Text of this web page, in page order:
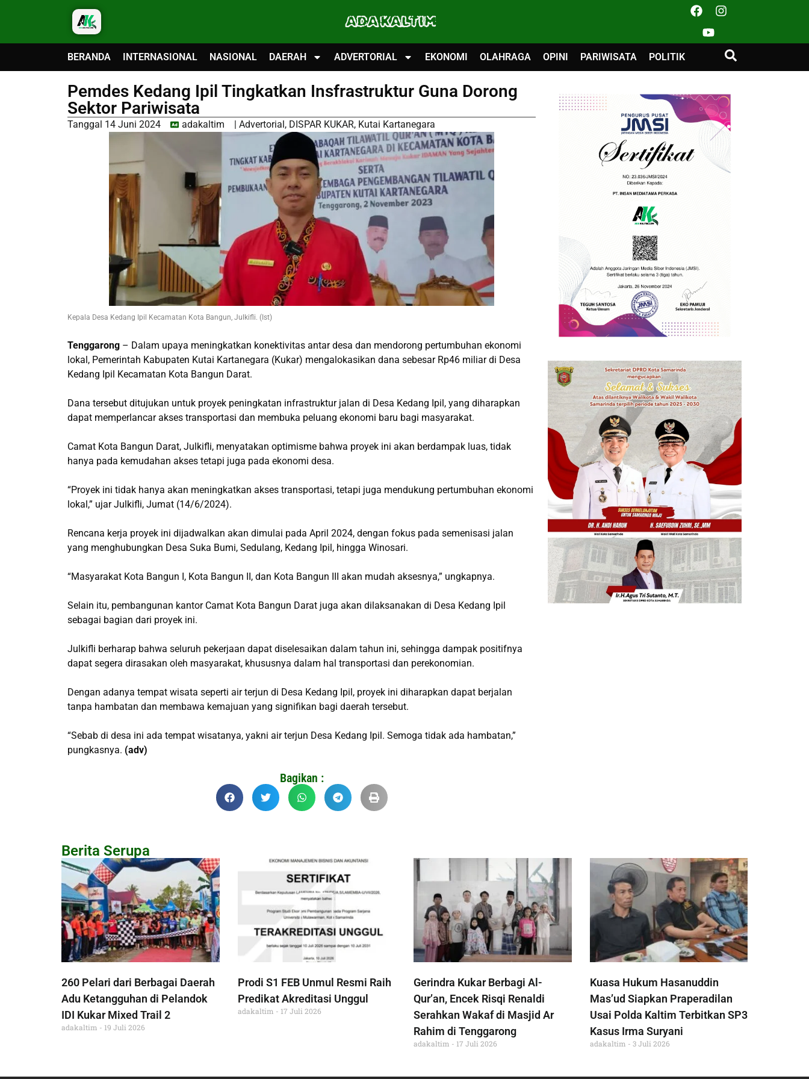
ADA KALTIM
BERANDA INTERNASIONAL NASIONAL DAERAH ADVERTORIAL EKONOMI OLAHRAGA OPINI PARIWISATA POLITIK
Pemdes Kedang Ipil Tingkatkan Insfrastruktur Guna Dorong
Sektor Pariwisata
Tanggal 14 Juni 2024 adakaltim | Advertorial, DISPAR KUKAR, Kutai Kartanegara
Kepala Desa Kedang Ipil Kecamatan Kota Bangun, Julkifli. (Ist)
Tenggarong – Dalam upaya meningkatkan konektivitas antar desa dan mendorong pertumbuhan ekonomi
lokal, Pemerintah Kabupaten Kutai Kartanegara (Kukar) mengalokasikan dana sebesar Rp46 miliar di Desa
Kedang Ipil Kecamatan Kota Bangun Darat.
Dana tersebut ditujukan untuk proyek peningkatan infrastruktur jalan di Desa Kedang Ipil, yang diharapkan
dapat memperlancar akses transportasi dan membuka peluang ekonomi baru bagi masyarakat.
Camat Kota Bangun Darat, Julkifli, menyatakan optimisme bahwa proyek ini akan berdampak luas, tidak
hanya pada kemudahan akses tetapi juga pada ekonomi desa.
“Proyek ini tidak hanya akan meningkatkan akses transportasi, tetapi juga mendukung pertumbuhan ekonomi
lokal,” ujar Julkifli, Jumat (14/6/2024).
Rencana kerja proyek ini dijadwalkan akan dimulai pada April 2024, dengan fokus pada semenisasi jalan
yang menghubungkan Desa Suka Bumi, Sedulang, Kedang Ipil, hingga Winosari.
“Masyarakat Kota Bangun I, Kota Bangun II, dan Kota Bangun III akan mudah aksesnya,” ungkapnya.
Selain itu, pembangunan kantor Camat Kota Bangun Darat juga akan dilaksanakan di Desa Kedang Ipil
sebagai bagian dari proyek ini.
Julkifli berharap bahwa seluruh pekerjaan dapat diselesaikan dalam tahun ini, sehingga dampak positifnya
dapat segera dirasakan oleh masyarakat, khususnya dalam hal transportasi dan perekonomian.
Dengan adanya tempat wisata seperti air terjun di Desa Kedang Ipil, proyek ini diharapkan dapat berjalan
tanpa hambatan dan membawa kemajuan yang signifikan bagi daerah tersebut.
“Sebab di desa ini ada tempat wisatanya, yakni air terjun Desa Kedang Ipil. Semoga tidak ada hambatan,”
pungkasnya. (adv)
Bagikan :
Berita Serupa
260 Pelari dari Berbagai Daerah
Adu Ketangguhan di Pelandok
IDI Kukar Mixed Trail 2
adakaltim 19 Juli 2026
Prodi S1 FEB Unmul Resmi Raih
Predikat Akreditasi Unggul
adakaltim 17 Juli 2026
Gerindra Kukar Berbagi Al-
Qur’an, Encek Risqi Renaldi
Serahkan Wakaf di Masjid Ar
Rahim di Tenggarong
adakaltim 17 Juli 2026
Kuasa Hukum Hasanuddin
Mas’ud Siapkan Praperadilan
Usai Polda Kaltim Terbitkan SP3
Kasus Irma Suryani
adakaltim 3 Juli 2026